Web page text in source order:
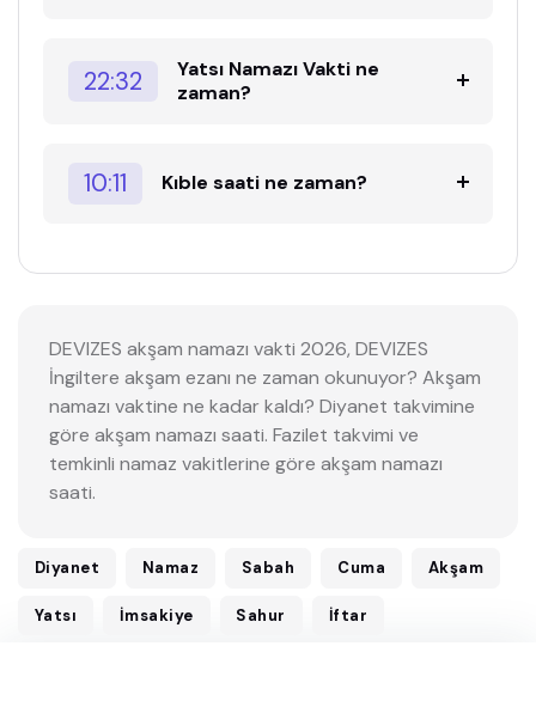
22:32
Yatsı Namazı Vakti ne
zaman?
10:11 Kıble saati ne zaman?
DEVIZES akşam namazı vakti 2026, DEVIZES
İngiltere akşam ezanı ne zaman okunuyor? Akşam
namazı vaktine ne kadar kaldı? Diyanet takvimine
göre akşam namazı saati. Fazilet takvimi ve
temkinli namaz vakitlerine göre akşam namazı
saati.
Diyanet Namaz Sabah Cuma Akşam
Yatsı İmsakiye Sahur İftar